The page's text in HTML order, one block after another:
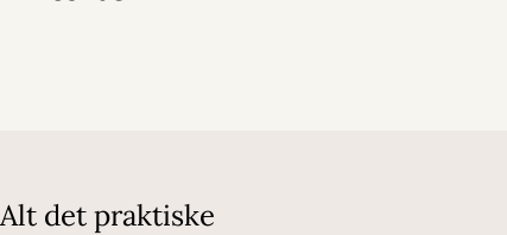
Alt det praktiske